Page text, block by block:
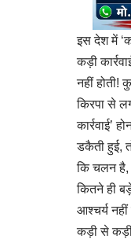
इस देश में
कड़ी
नहीं
किरपा से
कार्रवाई’
डकैती हुई,
कि चलन है,
कितने ही
आश्चर्य नहीं
कड़ी से कड़ी